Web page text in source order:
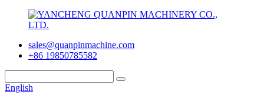
sales@quanpinmachine.com
+86 19850785582
English